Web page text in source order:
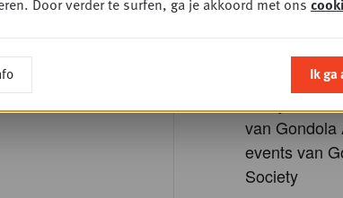
De
schrijven
van Gondola
events van
Society
Door verder te surfen, ga je akkoord met ons
Ik ga